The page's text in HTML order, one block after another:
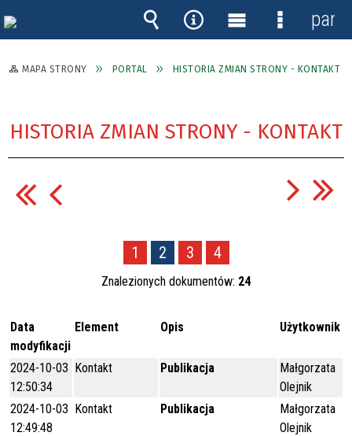
MAPA STRONY PORTAL HISTORIA ZMIAN STRONY - KONTAKT
HISTORIA ZMIAN STRONY - KONTAKT
1 2 3 4
Znalezionych dokumentów: 24
Data
modyfikacji
Element Opis Użytkownik
2024-10-03
12:50:34
Kontakt Publikacja
Małgorzata
Olejnik
2024-10-03
12:49:48
Kontakt Publikacja
Małgorzata
Olejnik
Wyszukiwarka
Narzędzia
Menu
główne
Menu
panel